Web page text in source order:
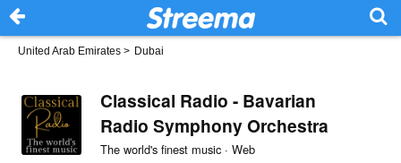
United Arab Emirates > Dubai
Classical Radio - Bavarian
Radio Symphony Orchestra
The world's finest music · Web